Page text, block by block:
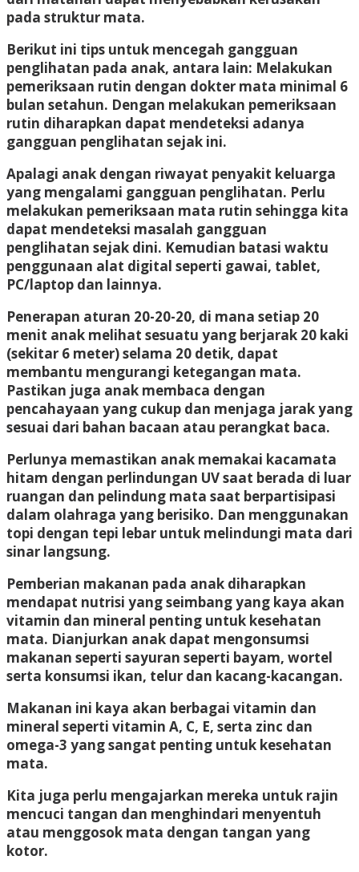
pada struktur mata.
Berikut ini tips untuk mencegah gangguan
penglihatan pada anak, antara lain: Melakukan
pemeriksaan rutin dengan dokter mata minimal 6
bulan setahun. Dengan melakukan pemeriksaan
rutin diharapkan dapat mendeteksi adanya
gangguan penglihatan sejak ini.
Apalagi anak dengan riwayat penyakit keluarga
yang mengalami gangguan penglihatan. Perlu
melakukan pemeriksaan mata rutin sehingga kita
dapat mendeteksi masalah gangguan
penglihatan sejak dini. Kemudian batasi waktu
penggunaan alat digital seperti gawai, tablet,
PC/laptop dan lainnya.
Penerapan aturan 20-20-20, di mana setiap 20
menit anak melihat sesuatu yang berjarak 20 kaki
(sekitar 6 meter) selama 20 detik, dapat
membantu mengurangi ketegangan mata.
Pastikan juga anak membaca dengan
pencahayaan yang cukup dan menjaga jarak yang
sesuai dari bahan bacaan atau perangkat baca.
Perlunya memastikan anak memakai kacamata
hitam dengan perlindungan UV saat berada di luar
ruangan dan pelindung mata saat berpartisipasi
dalam olahraga yang berisiko. Dan menggunakan
topi dengan tepi lebar untuk melindungi mata dari
sinar langsung.
Pemberian makanan pada anak diharapkan
mendapat nutrisi yang seimbang yang kaya akan
vitamin dan mineral penting untuk kesehatan
mata. Dianjurkan anak dapat mengonsumsi
makanan seperti sayuran seperti bayam, wortel
serta konsumsi ikan, telur dan kacang-kacangan.
Makanan ini kaya akan berbagai vitamin dan
mineral seperti vitamin A, C, E, serta zinc dan
omega-3 yang sangat penting untuk kesehatan
mata.
Kita juga perlu mengajarkan mereka untuk rajin
mencuci tangan dan menghindari menyentuh
atau menggosok mata dengan tangan yang
kotor.